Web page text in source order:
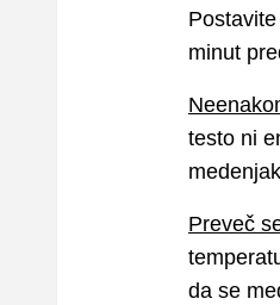
minut
testo ni
Preveč
da se